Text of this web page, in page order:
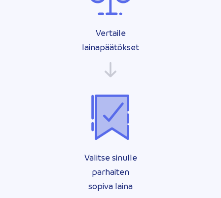
Vertaile
lainapäätökset
Valitse sinulle
parhaiten
sopiva laina